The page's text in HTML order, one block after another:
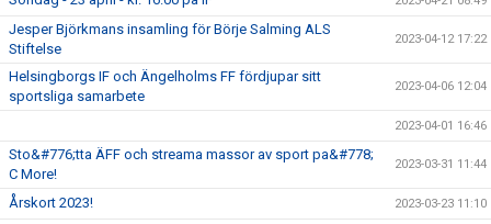
Jesper Björkmans insamling för Börje Salming ALS
Stiftelse
2023-04-12 17:22
Helsingborgs IF och Ängelholms FF fördjupar sitt
sportsliga samarbete
2023-04-06 12:04
2023-04-01 16:46
Sto&#776;tta ÄFF och streama massor av sport pa&#778;
C More!
2023-03-31 11:44
Årskort 2023! 2023-03-23 11:10